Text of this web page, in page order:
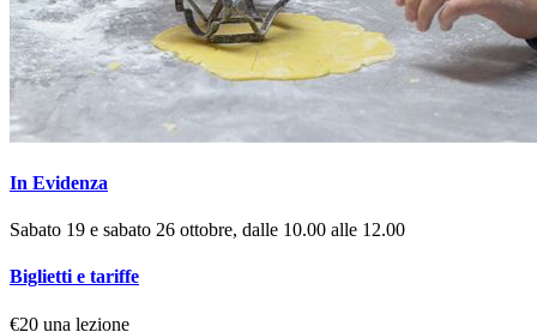
In Evidenza
Sabato 19 e sabato 26 ottobre, dalle 10.00 alle 12.00
Biglietti e tariffe
€20 una lezione